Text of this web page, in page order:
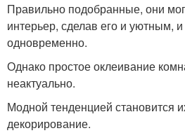
Правильно подобранные, они
интерьер, сделав его и уютным,
одновременно.
Однако простое оклеивание
неактуально.
Модной тенденцией становится
декорирование.